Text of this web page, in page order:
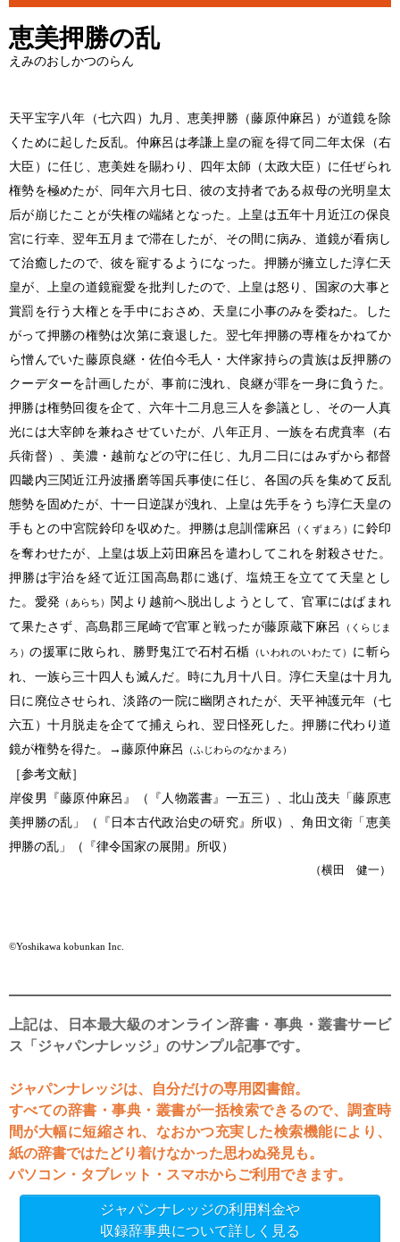
恵美押勝の乱
えみのおしかつのらん
天平宝字八年（七六四）九月、恵美押勝（藤原仲麻呂）が道鏡を除
くために起した反乱。仲麻呂は孝謙上皇の寵を得て同二年太保（右
大臣）に任じ、恵美姓を賜わり、四年太師（太政大臣）に任ぜられ
権勢を極めたが、同年六月七日、彼の支持者である叔母の光明皇太
后が崩じたことが失権の端緒となった。上皇は五年十月近江の保良
宮に行幸、翌年五月まで滞在したが、その間に病み、道鏡が看病し
て治癒したので、彼を寵するようになった。押勝が擁立した淳仁天
皇が、上皇の道鏡寵愛を批判したので、上皇は怒り、国家の大事と
賞罰を行う大権とを手中におさめ、天皇に小事のみを委ねた。した
がって押勝の権勢は次第に衰退した。翌七年押勝の専権をかねてか
ら憎んでいた藤原良継・佐伯今毛人・大伴家持らの貴族は反押勝の
クーデターを計画したが、事前に洩れ、良継が罪を一身に負うた。
押勝は権勢回復を企て、六年十二月息三人を参議とし、その一人真
光には大宰帥を兼ねさせていたが、八年正月、一族を右虎賁率（右
兵衛督）、美濃・越前などの守に任じ、九月二日にはみずから都督
四畿内三関近江丹波播磨等国兵事使に任じ、各国の兵を集めて反乱
態勢を固めたが、十一日逆謀が洩れ、上皇は先手をうち淳仁天皇の
手もとの中宮院鈴印を収めた。押勝は息訓儒麻呂
（くずまろ） に鈴印
を奪わせたが、上皇は坂上苅田麻呂を遣わしてこれを射殺させた。
押勝は宇治を経て近江国高島郡に逃げ、塩焼王を立てて天皇とし
た。愛発
（あらち）
関より越前へ脱出しようとして、官軍にはばまれ
て果たさず、高島郡三尾崎で官軍と戦ったが藤原蔵下麻呂
（くらじま
ろ）の援軍に敗られ、勝野鬼江で石村石楯 （いわれのいわたて） に斬ら
れ、一族ら三十四人も滅んだ。時に九月十八日。淳仁天皇は十月九
日に廃位させられ、淡路の一院に幽閉されたが、天平神護元年（七
六五）十月脱走を企てて捕えられ、翌日怪死した。押勝に代わり道
鏡が権勢を得た。→藤原仲麻呂
（ふじわらのなかまろ）
［参考文献］
岸俊男『藤原仲麻呂』（『人物叢書』一五三）、北山茂夫「藤原恵
美押勝の乱」（『日本古代政治史の研究』所収）、角田文衛「恵美
押勝の乱」（『律令国家の展開』所収）
（横田 健一）
©Yoshikawa kobunkan Inc.
上記は、日本最大級のオンライン辞書・事典・叢書サービ
ス「ジャパンナレッジ」のサンプル記事です。
ジャパンナレッジは、自分だけの専用図書館。
すべての辞書・事典・叢書が一括検索できるので、調査時
間が大幅に短縮され、なおかつ充実した検索機能により、
紙の辞書ではたどり着けなかった思わぬ発見も。
パソコン・タブレット・スマホからご利用できます。
ジャパンナレッジの利用料金や
収録辞事典について詳しく見る